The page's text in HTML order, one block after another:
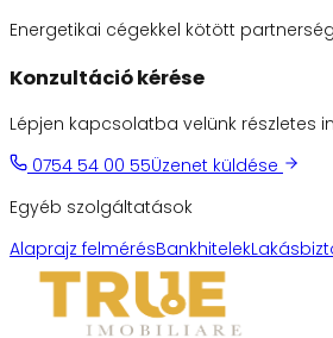
Energetikai cégekkel kötött
Konzultáció kérése
Lépjen kapcsolatba velünk részletes
0754 54 00 55Üzenet küldése
Egyéb szolgáltatások
Alaprajz felmérésBankhitelek